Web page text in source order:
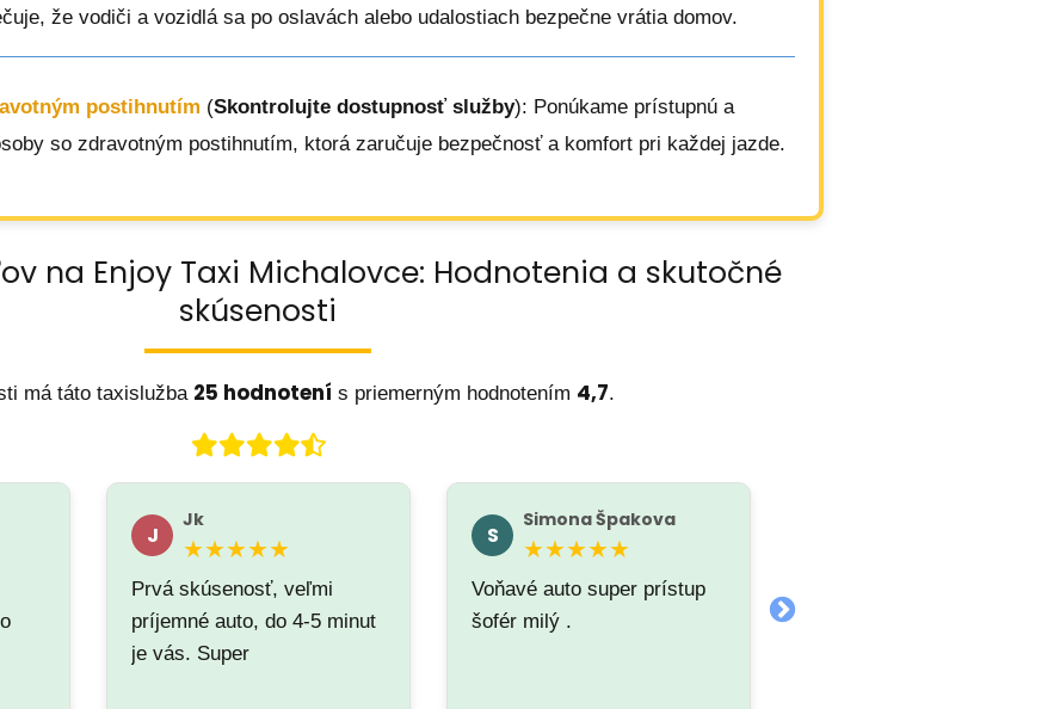
že vodiči a vozidlá sa po oslavách alebo udalostiach bezpečne vrátia domov.
postihnutím (Skontrolujte dostupnosť služby): Ponúkame prístupnú a
so zdravotným postihnutím, ktorá zaručuje bezpečnosť a komfort pri každej jazde.
na Enjoy Taxi Michalovce: Hodnotenia a skutočné
skúsenosti
má táto taxislužba 25 hodnotení s priemerným hodnotením 4,7.
J
Jk
★★★★★
Prvá skúsenosť, veľmi
príjemné auto, do 4-5 minut
je vás. Super
S
Simona Špakova
★★★★★
Voňavé auto super prístup
šofér milý .